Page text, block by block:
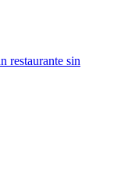
restaurante sin